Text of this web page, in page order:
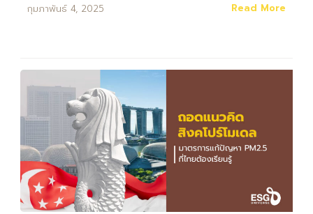
กุมภาพันธ์ 4, 2025 Read More